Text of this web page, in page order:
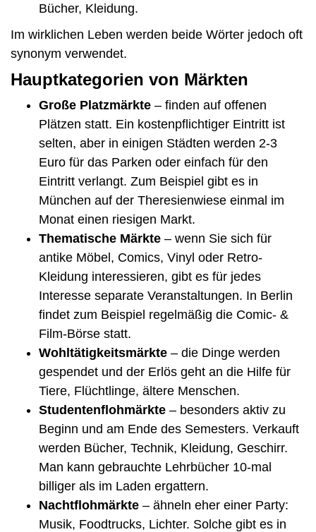
Bücher, Kleidung.
Im wirklichen Leben werden beide Wörter jedoch oft
synonym verwendet.
Hauptkategorien von Märkten
Große Platzmärkte – finden auf offenen
Plätzen statt. Ein kostenpflichtiger Eintritt ist
selten, aber in einigen Städten werden 2-3
Euro für das Parken oder einfach für den
Eintritt verlangt. Zum Beispiel gibt es in
München auf der Theresienwiese einmal im
Monat einen riesigen Markt.
Thematische Märkte – wenn Sie sich für
antike Möbel, Comics, Vinyl oder Retro-
Kleidung interessieren, gibt es für jedes
Interesse separate Veranstaltungen. In Berlin
findet zum Beispiel regelmäßig die Comic- &
Film-Börse statt.
Wohltätigkeitsmärkte – die Dinge werden
gespendet und der Erlös geht an die Hilfe für
Tiere, Flüchtlinge, ältere Menschen.
Studentenflohmärkte – besonders aktiv zu
Beginn und am Ende des Semesters. Verkauft
werden Bücher, Technik, Kleidung, Geschirr.
Man kann gebrauchte Lehrbücher 10-mal
billiger als im Laden ergattern.
Nachtflohmärkte – ähneln eher einer Party:
Musik, Foodtrucks, Lichter. Solche gibt es in